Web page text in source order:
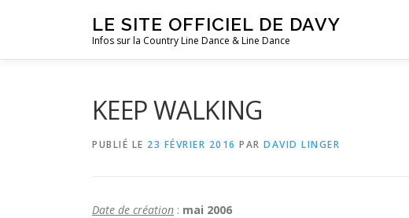
LE SITE OFFICIEL DE DAVY
Infos sur la Country Line Dance & Line Dance
KEEP WALKING
PUBLIÉ LE 23 FÉVRIER 2016 PAR DAVID LINGER
Date de création : mai 2006